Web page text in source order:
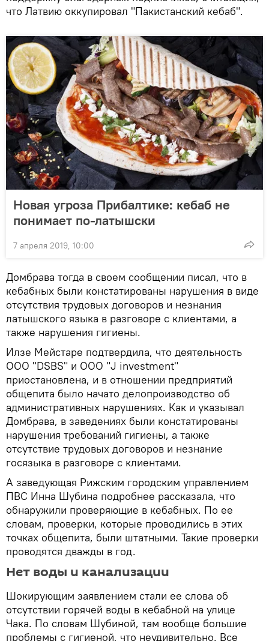
что Латвию оккупировал "Пакистанский кебаб".
Новая угроза Прибалтике: кебаб не
понимает по-латышски
7 апреля 2019, 10:00
Домбрава тогда в своем сообщении писал, что в
кебабных были констатированы нарушения в виде
отсутствия трудовых договоров и незнания
латышского языка в разговоре с клиентами, а
также нарушения гигиены.
Илзе Мейстаре подтвердила, что деятельность
ООО "DSBS" и ООО "J investment"
приостановлена, и в отношении предприятий
общепита было начато делопроизводство об
административных нарушениях. Как и указывал
Домбрава, в заведениях были констатированы
нарушения требований гигиены, а также
отсутствие трудовых договоров и незнание
госязыка в разговоре с клиентами.
А заведующая Рижским городским управлением
ПВС Инна Шубина подробнее рассказала, что
обнаружили проверяющие в кебабных. По ее
словам, проверки, которые проводились в этих
точках общепита, были штатными. Такие проверки
проводятся дважды в год.
Нет воды и канализации
Шокирующим заявлением стали ее слова об
отсутствии горячей воды в кебабной на улице
Чака. По словам Шубиной, там вообще большие
проблемы с гигиеной, что неудивительно. Все